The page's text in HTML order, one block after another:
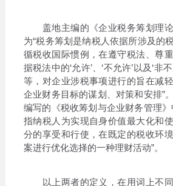
盖地主编的《企业税务筹划理论
为“税务筹划是纳税人依据所涉及的
循税收国际惯例，在遵守税法、尊
据税法中的‘允许’、‘不允许’以及‘非
等，对企业涉税事项进行的旨在减
企业财务目标的谋划、对策和安排”
编写的《税收筹划与企业财务管理
指纳税人为实现自身价值最大化和
分的享受和行使，在既定的税收环
案进行优化选择的一种理财活动”。
以上两者的定义，在用词上不同